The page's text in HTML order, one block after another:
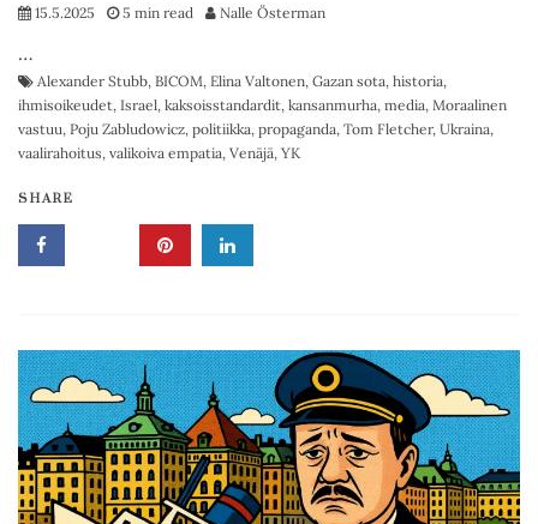
15.5.2025 5 min read Nalle Österman
…
Alexander Stubb, BICOM, Elina Valtonen, Gazan sota, historia,
ihmisoikeudet, Israel, kaksoisstandardit, kansanmurha, media, Moraalinen
vastuu, Poju Zabludowicz, politiikka, propaganda, Tom Fletcher, Ukraina,
vaalirahoitus, valikoiva empatia, Venäjä, YK
SHARE